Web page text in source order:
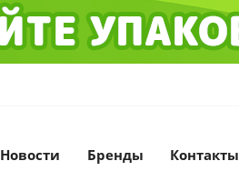
Новости Бренды Контакты